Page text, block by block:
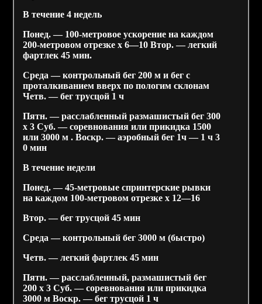
В течение 4 недель
Понед. — 100-метровое ускорение на каждом
200-метровом отрезке х 6—10 Втор. — легкий
фартлек 45 мин.
Среда — контрольный бег 200 м и бег с
проталкиванием вверх по пологим склонам
Четв. — бег трусцой 1 ч
Пятн. — расслабленный размашистый бег 300
х 3 Суб. — соревнования или прикидка 1500
или 3000 м . Воскр. — аэробный бег 1ч — 1 ч 3
0 мин
В течение недели
Понед. — 45-метровые спринтерские рывки
на каждом 100-метровом отрезке х 12—16
Втор. — бег трусцой 45 мин
Среда — контрольный бег 3000 м (быстро)
Четв. — легкий фартлек 45 мин
Пятн. — расслабленный, размашистый бег
200 х 3 Суб. — соревнования или прикидка
3000 м Воскр. — бег трусцой 1 ч